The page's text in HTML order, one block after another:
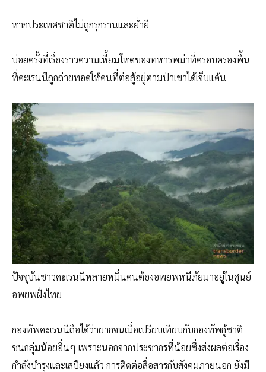
หากประเทศชาติไม่ถูกรุกรานและย่ำยี
บ่อยครั้งที่เรื่องราวความเหี้ยมโหดของทหารพม่าที่ครอบครองพื้น
ที่คะเรนนีถูกถ่ายทอดให้คนที่ต่อสู้อยู่ตามป่าเขาได้เจ็บแค้น
ปัจจุบันชาวคะเรนนีหลายหมื่นคนต้องอพยพหนีภัยมาอยู่ในศูนย์
อพยพฝั่งไทย
กองทัพคะเรนนีถือได้ว่ายากจนเมื่อเปรียบเทียบกับกองทัพกู้ชาติ
ชนกลุ่มน้อยอื่นๆ เพราะนอกจากประชากรที่น้อยซึ่งส่งผลต่อเรื่อง
กำลังบำรุงและเสบียงแล้ว การติดต่อสื่อสารกับสังคมภายนอก ยังมี